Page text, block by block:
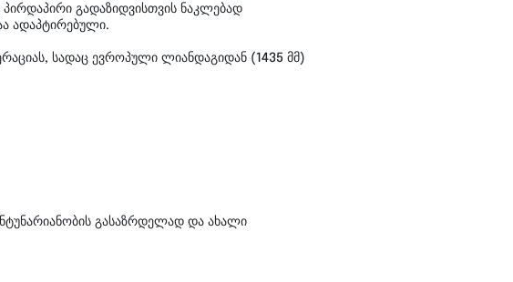
გადაზიდვისთვის ნაკლებად
ადაპტირებული.
სადაც ევროპული ლიანდაგიდან (1435 მმ)
გასაზრდელად და ახალი